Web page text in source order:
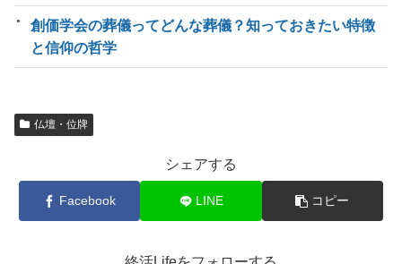
創価学会の葬儀ってどんな葬儀？知っておきたい特徴
と信仰の哲学
仏壇・位牌
シェアする
Facebook LINE コピー